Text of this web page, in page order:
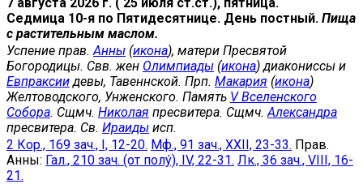
Седмица 10-я по Пятидесятнице. День постный. Пища
с растительным маслом.
Успение прав.Анны (икона), матери Пресвятой
Богородицы. Свв. жен Олимпиады (икона) диакониссы и
Евпраксиидевы, Тавеннской. Прп. Макария (икона)
Желтоводского, Унженского. Память V Вселенского
Собора. Сщмч. Николая пресвитера. Сщмч.Александра
пресвитера. Св. Ираиды исп.
2 Кор., 169 зач., I, 12-20. Мф., 91 зач., XXII, 23-33. Прав.
Анны: Гал., 210 зач. (от полу́), IV, 22-31. Лк., 36 зач., VIII, 16-
21.